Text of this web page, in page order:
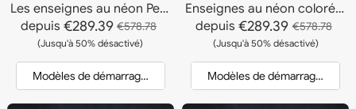
Les enseignes au néon Peach Pit
depuis €289.39 €578.78
(Jusqu'à 50% désactivé)
Modèles de démarrage et devis
Enseignes au néon colorées et joyeuses de Corgi
depuis€289.39 €578.78
(Jusqu'à 50% désactivé)
Modèles de démarrage et